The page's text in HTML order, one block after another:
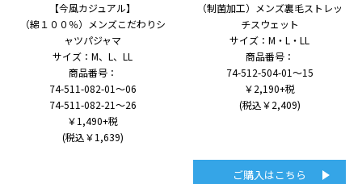
【今風カジュアル】
（綿１００％）メンズこだわりシ
ャツパジャマ
サイズ：M、L、LL
商品番号：
74-511-082-01～06
74-511-082-21～26
￥1,490+税
(税込￥1,639)
（制菌加工）メンズ裏毛ストレッ
チスウェット
サイズ：M・L・LL
商品番号：
74-512-504-01～15
￥2,190+税
(税込￥2,409)
ご購入はこちら